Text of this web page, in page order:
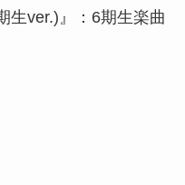
生ver.)』：6期生楽曲